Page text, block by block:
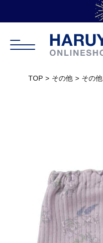
TOP その他 その他